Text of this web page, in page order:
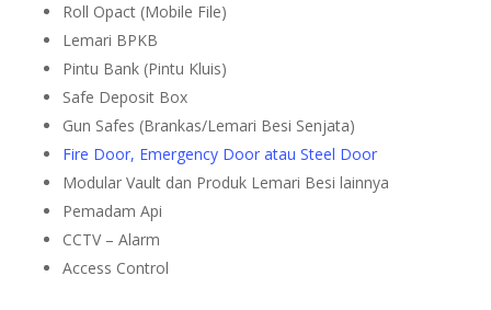
Roll Opact (Mobile File)
Lemari BPKB
Pintu Bank (Pintu Kluis)
Safe Deposit Box
Gun Safes (Brankas/Lemari Besi Senjata)
Fire Door, Emergency Door atau Steel Door
Modular Vault dan Produk Lemari Besi lainnya
Pemadam Api
CCTV – Alarm
Access Control